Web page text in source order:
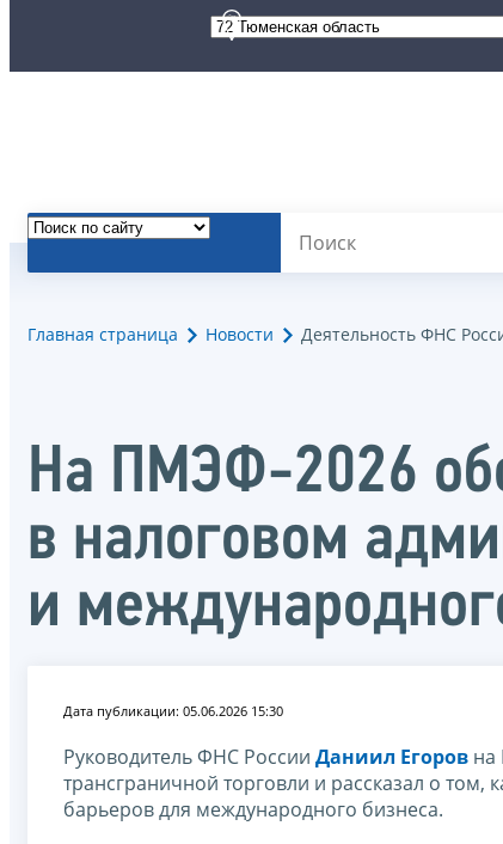
Главная страница Новости Деятельность ФНС
На ПМЭФ-2026
в налоговом
и
Дата публикации: 05.06.2026 15:30
Руководитель ФНС России Даниил Егоров на
трансграничной торговли и рассказал о
барьеров для международного бизнеса.